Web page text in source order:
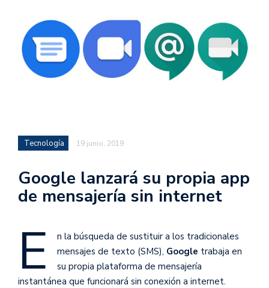
Tecnología 19 junio, 2019
Google lanzará su propia app
de mensajería sin internet
E
n la búsqueda de sustituir a los tradicionales
mensajes de texto (SMS), Google trabaja en
su propia plataforma de mensajería
instantánea que funcionará sin conexión a internet.